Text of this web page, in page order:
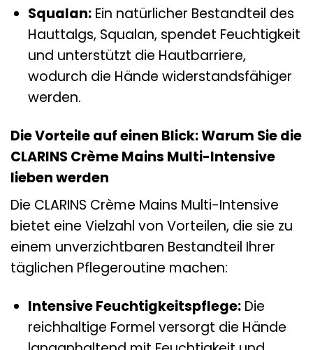
Squalan:Ein natürlicher Bestandteil des
Hauttalgs, Squalan, spendet Feuchtigkeit
und unterstützt die Hautbarriere,
wodurch die Hände widerstandsfähiger
werden.
Die Vorteile auf einen Blick: Warum Sie die
CLARINS Crème Mains Multi-Intensive
lieben werden
Die CLARINS Crème Mains Multi-Intensive
bietet eine Vielzahl von Vorteilen, die sie zu
einem unverzichtbaren Bestandteil Ihrer
täglichen Pflegeroutine machen:
Intensive Feuchtigkeitspflege:Die
reichhaltige Formel versorgt die Hände